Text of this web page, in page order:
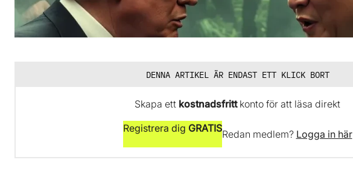
DENNA ARTIKEL ÄR ENDAST ETT KLICK BORT
Skapa ett kostnadsfrittkonto för att läsa direkt
Registrera dig GRATISRedan medlem? Logga in här